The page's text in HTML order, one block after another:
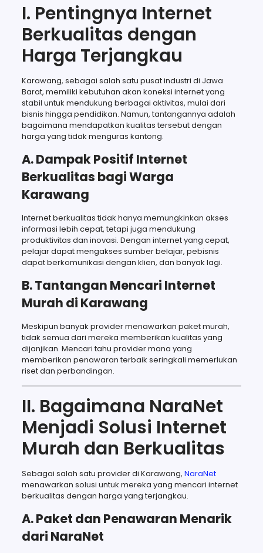
I. Pentingnya Internet
Berkualitas dengan
Harga Terjangkau
Karawang, sebagai salah satu pusat industri di Jawa
Barat, memiliki kebutuhan akan koneksi internet yang
stabil untuk mendukung berbagai aktivitas, mulai dari
bisnis hingga pendidikan. Namun, tantangannya adalah
bagaimana mendapatkan kualitas tersebut dengan
harga yang tidak menguras kantong.
A. Dampak Positif Internet
Berkualitas bagi Warga
Karawang
Internet berkualitas tidak hanya memungkinkan akses
informasi lebih cepat, tetapi juga mendukung
produktivitas dan inovasi. Dengan internet yang cepat,
pelajar dapat mengakses sumber belajar, pebisnis
dapat berkomunikasi dengan klien, dan banyak lagi.
B. Tantangan Mencari Internet
Murah di Karawang
Meskipun banyak provider menawarkan paket murah,
tidak semua dari mereka memberikan kualitas yang
dijanjikan. Mencari tahu provider mana yang
memberikan penawaran terbaik seringkali memerlukan
riset dan perbandingan.
II. Bagaimana NaraNet
Menjadi Solusi Internet
Murah dan Berkualitas
Sebagai salah satu provider di Karawang, NaraNet
menawarkan solusi untuk mereka yang mencari internet
berkualitas dengan harga yang terjangkau.
A. Paket dan Penawaran Menarik
dari NaraNet